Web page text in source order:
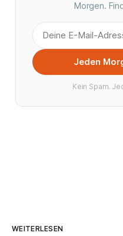
Morgen.
Jeden
Kein Spam.
WEITERLESEN